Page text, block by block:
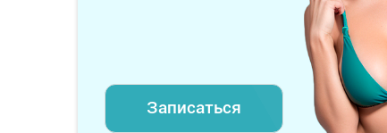
Записаться